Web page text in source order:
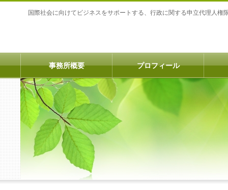
国際社会に向けてビジネスをサポートする、行政に関する申立代理人
事務所概要 プロフィール